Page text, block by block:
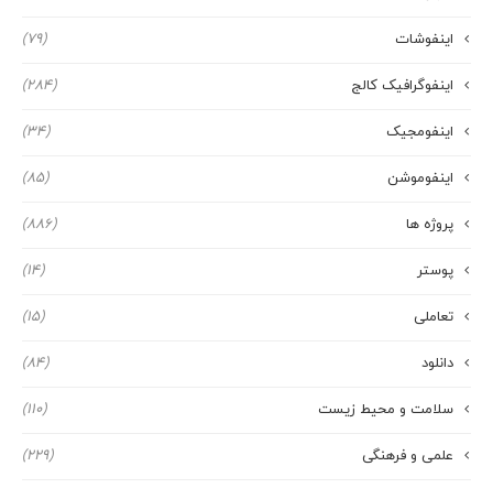
اینفوشات (79)
اینفوگرافیک کالج (284)
اینفومجیک (34)
اینفوموشن (85)
پروژه ها (886)
پوستر (14)
تعاملی (15)
دانلود (84)
سلامت و محیط زیست (110)
علمی و فرهنگی (229)